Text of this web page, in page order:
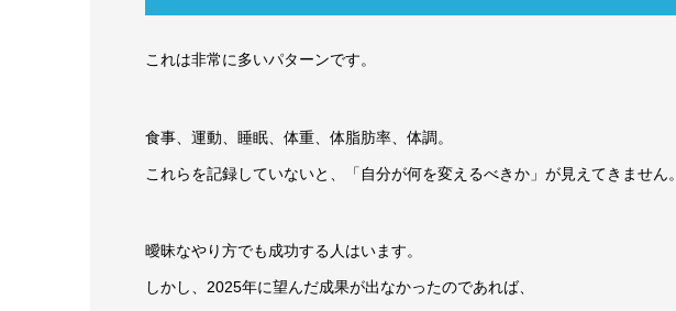
これは非常に多いパターンです。
食事、運動、睡眠、体重、体脂肪率、体調。
これらを記録していないと、「自分が何を変えるべきか」が見えてきません。
曖昧なやり方でも成功する人はいます。
しかし、2025年に望んだ成果が出なかったのであれば、